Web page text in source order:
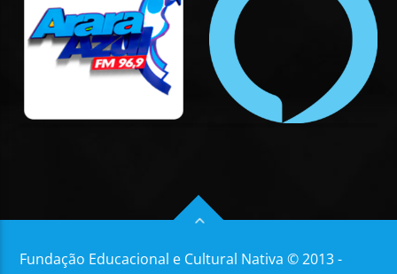
Fundação Educacional e Cultural Nativa © 2013 -